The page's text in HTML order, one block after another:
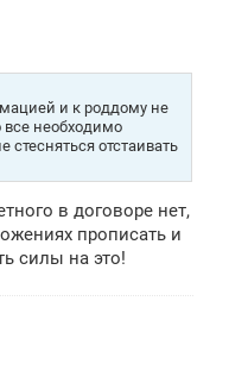
и к роддому не
все необходимо
стесняться отстаивать
в договоре нет,
прописать и
силы на это!